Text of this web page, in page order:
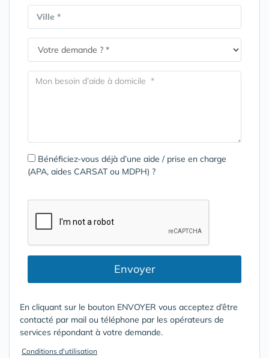
Ville *
Bénéficiez-vous déjà d’une aide / prise en charge
(APA, aides CARSAT ou MDPH) ?
Envoyer
En cliquant sur le bouton ENVOYER vous acceptez d’être
contacté par mail ou téléphone par les opérateurs de
services répondant à votre demande.
Conditions d'utilisation